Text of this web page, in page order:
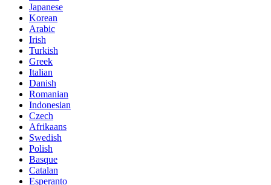
Japanese
Korean
Arabic
Irish
Turkish
Greek
Italian
Danish
Romanian
Indonesian
Czech
Afrikaans
Swedish
Polish
Basque
Catalan
Esperanto